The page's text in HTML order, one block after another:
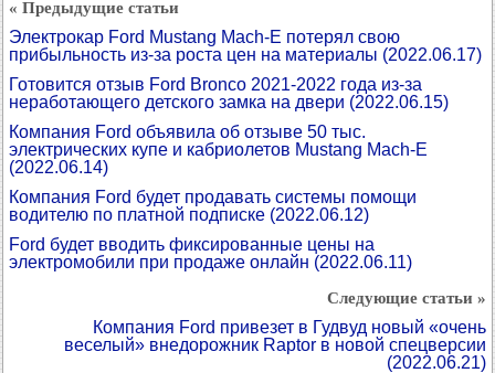
« Предыдущие статьи
Электрокар Ford Mustang Mach-E потерял свою
прибыльность из-за роста цен на материалы (2022.06.17)
Готовится отзыв Ford Bronco 2021-2022 года из-за
неработающего детского замка на двери (2022.06.15)
Компания Ford объявила об отзыве 50 тыс.
электрических купе и кабриолетов Mustang Mach-E
(2022.06.14)
Компания Ford будет продавать системы помощи
водителю по платной подписке (2022.06.12)
Ford будет вводить фиксированные цены на
электромобили при продаже онлайн (2022.06.11)
Следующие статьи »
Компания Ford привезет в Гудвуд новый «очень
веселый» внедорожник Raptor в новой спецверсии
(2022.06.21)